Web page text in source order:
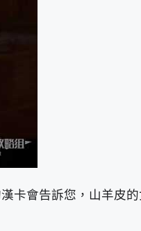
卡會告訴您，山羊皮